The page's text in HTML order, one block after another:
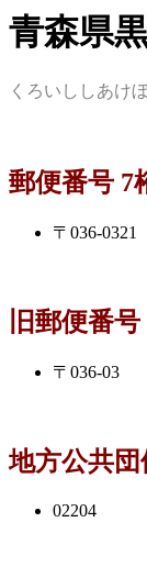
青森県
くろいししあけ
郵便番号 7
〒036-0321
旧郵便番
〒036-03
地方公共
02204